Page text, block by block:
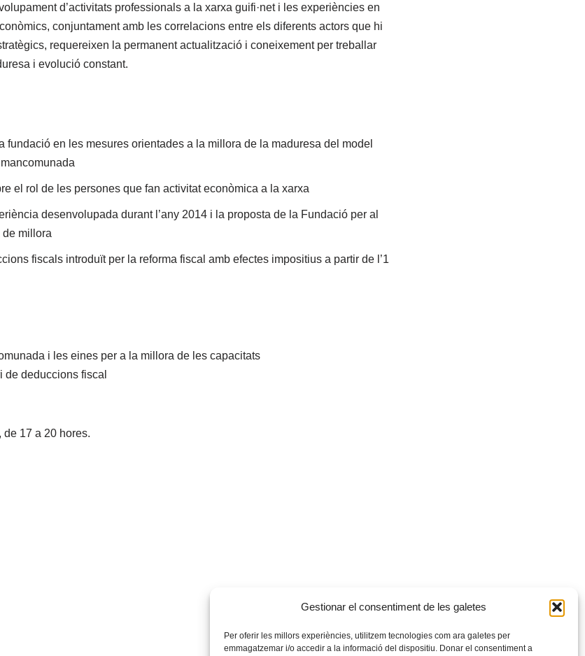
Gestionar el consentiment de les galetes
Per oferir les millors experiències, utilitzem tecnologies com ara galetes per
emmagatzemar i/o accedir a la informació del dispositiu. Donar el consentiment a
d’activitats professionals a la xarxa guifi·net i les experiències en
conjuntament amb les correlacions entre els diferents actors que hi
requereixen la permanent actualització i coneixement per treballar
i evolució constant.
fundació en les mesures orientades a la millora de la maduresa del model
el rol de les persones que fan activitat econòmica a la xarxa
desenvolupada durant l’any 2014 i la proposta de la Fundació per al
de millora
fiscals introduït per la reforma fiscal amb efectes impositius a partir de l’1
i les eines per a la millora de les capacitats
de deduccions fiscal
de 17 a 20 hores.